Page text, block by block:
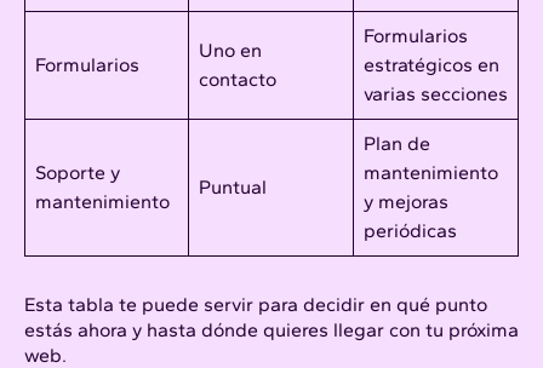
Formularios
Uno en
contacto
Formularios
estratégicos en
varias secciones
Soporte y
mantenimiento
Puntual
Plan de
mantenimiento
y mejoras
periódicas
Esta tabla te puede servir para decidir en qué punto
estás ahora y hasta dónde quieres llegar con tu próxima
web.